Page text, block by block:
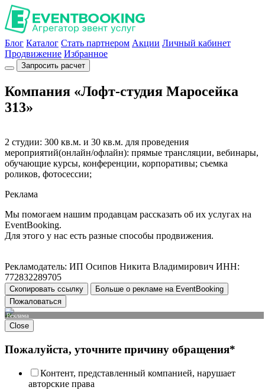
Блог Каталог Стать партнером Акции Личный кабинет
Продвижение Избранное
Запросить расчет
Компания «Лофт-студия Маросейка
313»
2 студии: 300 кв.м. и 30 кв.м. для проведения
мероприятий(онлайн/офлайн): прямые трансляции, вебинары,
обучающие курсы, конференции, корпоративы; съемка
роликов, фотосессии;
Реклама
Мы помогаем нашим продавцам рассказать об их услугах на
EventBooking.
Для этого у нас есть разные способы продвижения.
Рекламодатель: ИП Осипов Никита Владимирович ИНН:
772832289705
Скопировать ссылку
Больше о рекламе на EventBooking
Пожаловаться
Реклама
Close
Пожалуйста, уточните причину обращения*
Контент, представленный компанией, нарушает
авторские права